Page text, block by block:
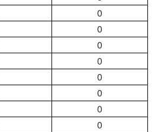
0
0
0
0
0
0
0
0